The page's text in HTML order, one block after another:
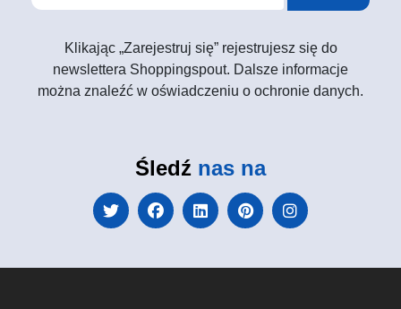
Klikając „Zarejestruj się” rejestrujesz się do
newslettera Shoppingspout. Dalsze informacje
można znaleźć w oświadczeniu o ochronie danych.
Śledź nas na